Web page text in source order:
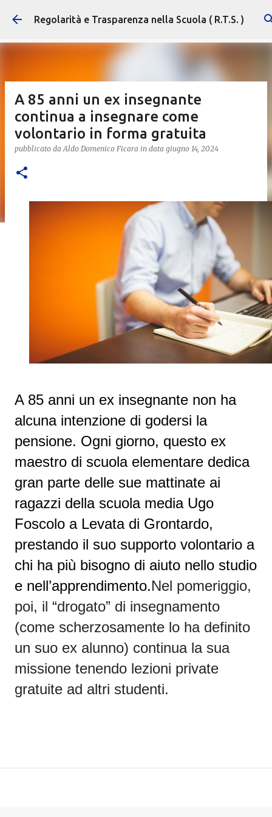
Passa ai contenuti principali
Regolarità e Trasparenza nella Scuola ( R.T.S. )
A 85 anni un ex insegnante
continua a insegnare come
volontario in forma gratuita
pubblicato daAldo Domenico Ficara in data giugno 14, 2024
A 85 anni un ex insegnante non ha
alcuna intenzione di godersi la
pensione. Ogni giorno, questo ex
maestro di scuola elementare dedica
gran parte delle sue mattinate ai
ragazzi della scuola media Ugo
Foscolo a Levata di Grontardo,
prestando il suo supporto volontario a
chi ha più bisogno di aiuto nello studio
e nell’apprendimento.Nel pomeriggio,
poi, il “drogato” di insegnamento
(come scherzosamente lo ha definito
un suo ex alunno) continua la sua
missione tenendo lezioni private
gratuite ad altri studenti.